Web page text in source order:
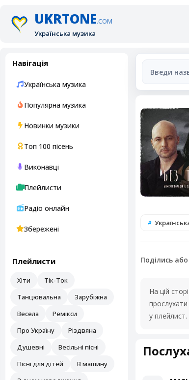
UKRTONE.COM
Українська музика
Навігація
Українська музика
Популярна музика
Новинки музики
Топ 100 пісень
Виконавці
Плейлисти
Радіо онлайн
Збережені
Плейлисти
Хіти
Тік-Ток
Танцювальна
Зарубіжна
Весела
Ремікси
Про Україну
Різдвяна
Душевні
Весільні пісні
Пісні для дітей
В машину
Поділись
На цій
у плейлист.